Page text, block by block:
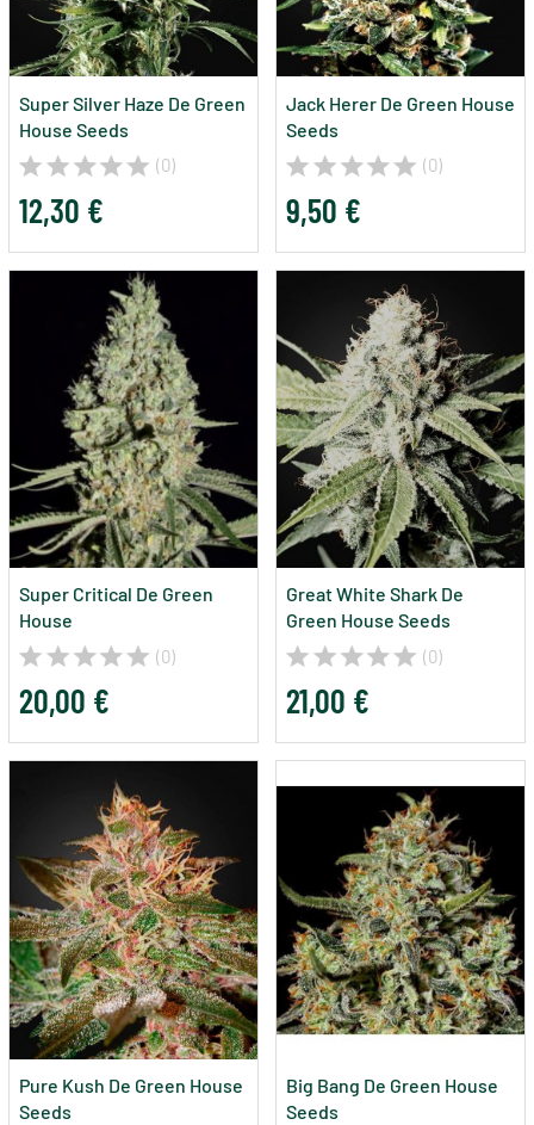
Super Silver Haze De Green
House Seeds
(0)
12,30 €
Jack Herer De Green House
Seeds
(0)
9,50 €
Super Critical De Green
House
(0)
20,00 €
Great White Shark De
Green House Seeds
(0)
21,00 €
Pure Kush De Green House
Seeds
Big Bang De Green House
Seeds